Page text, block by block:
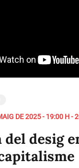
DE 2025 - 19:00 H -
del desig